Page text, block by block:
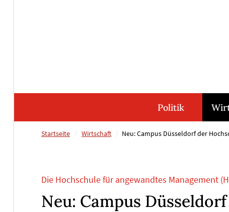
Politik
Startseite Wirtschaft Neu: Campus Düsseldorf der
Die Hochschule für angewandtes Management
Neu: Campus